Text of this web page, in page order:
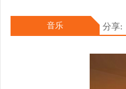
音乐 分享: